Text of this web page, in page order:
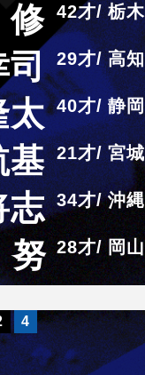
42 栃木
29 高知
40 静岡
21 宮城
志 34 沖縄
28 岡山
4